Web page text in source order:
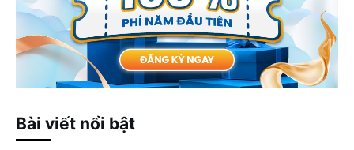
Bài viết nổi bật